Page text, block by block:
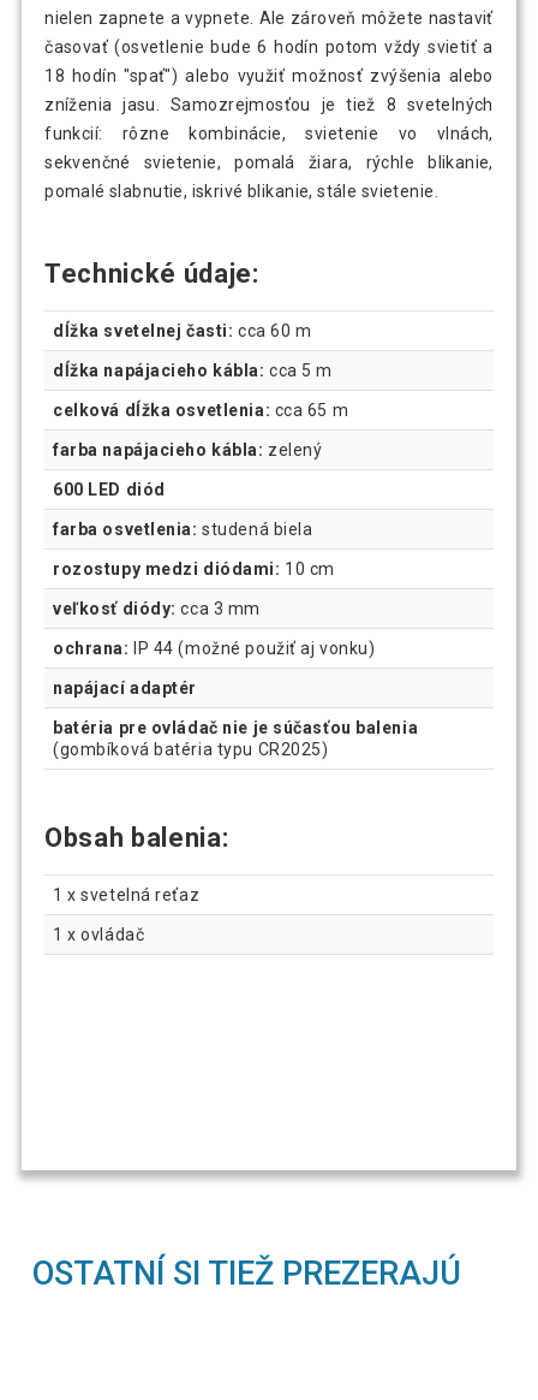
nielen zapnete a vypnete. Ale zároveň môžete nastaviť
časovať (osvetlenie bude 6 hodín potom vždy svietiť a
18 hodín "spať") alebo využiť možnosť zvýšenia alebo
zníženia jasu. Samozrejmosťou je tiež 8 svetelných
funkcií: rôzne kombinácie, svietenie vo vlnách,
sekvenčné svietenie, pomalá žiara, rýchle blikanie,
pomalé slabnutie, iskrivé blikanie, stále svietenie.
Technické údaje:
dĺžka svetelnej časti: cca 60 m
dĺžka napájacieho kábla: cca 5 m
celková dĺžka osvetlenia: cca 65 m
farba napájacieho kábla: zelený
600 LED diód
farba osvetlenia: studená biela
rozostupy medzi diódami: 10 cm
veľkosť diódy: cca 3 mm
ochrana: IP 44 (možné použiť aj vonku)
napájací adaptér
batéria pre ovládač nie je súčasťou balenia
(gombíková batéria typu CR2025)
Obsah balenia:
1 x svetelná reťaz
1 x ovládač
OSTATNÍ SI TIEŽ PREZERAJÚ